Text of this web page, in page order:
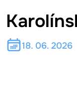
18. 06. 2026